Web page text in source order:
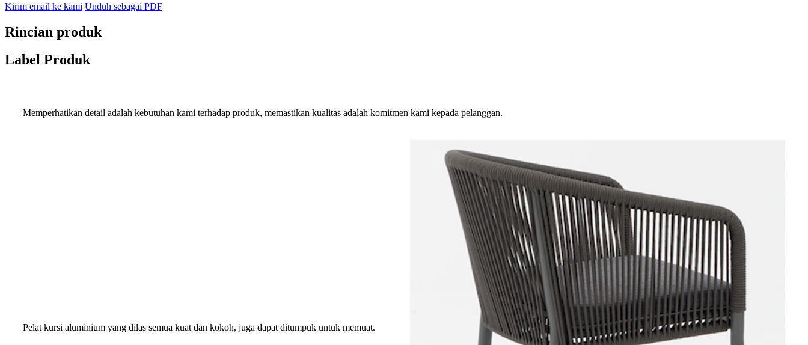
Kirim email ke kami Unduh sebagai PDF
Rincian produk
Label Produk
Memperhatikan detail adalah kebutuhan kami terhadap produk, memastikan kualitas adalah komitmen kami kepada pelanggan.
Pelat kursi aluminium yang dilas semua kuat dan kokoh, juga dapat ditumpuk untuk memuat.